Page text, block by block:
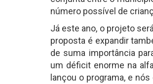
número possível de
Já este ano, o projeto
proposta é expandir
de suma importância
um déficit enorme na
lançou o programa, e